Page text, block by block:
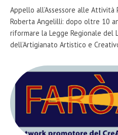
Appello all’Assessore alle
Roberta Angelilli: dopo oltre 10
riformare la Legge Regionale del
dell’Artigianato Artistico e